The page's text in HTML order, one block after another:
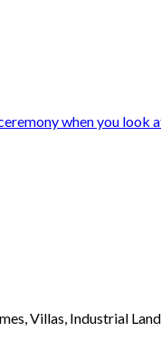
when you look
Villas, Industrial